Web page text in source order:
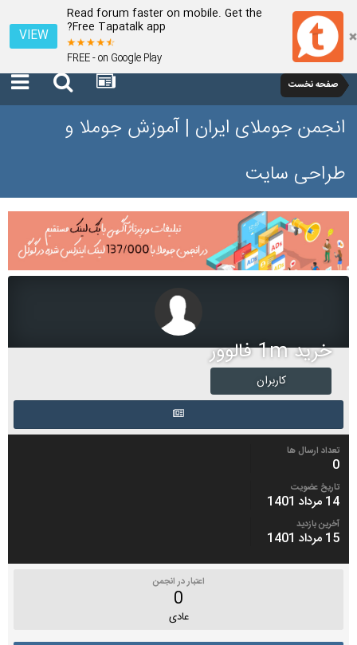
Read forum faster on mobile. Get the
Free Tapatalk app?
FREE - on Google Play
VIEW
صفحه نخست
انجمن جوملای ایران | آموزش جوملا و
طراحی سایت
خرید 1m فالوور
کاربران
تعداد ارسال ها
0
تاریخ عضویت
14 مرداد 1401
آخرین بازدید
15 مرداد 1401
اعتبار در انجمن
0
عادی